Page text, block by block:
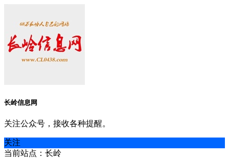
长岭信息网
关注公众号，接收各种提醒。
关注
当前站点：长岭